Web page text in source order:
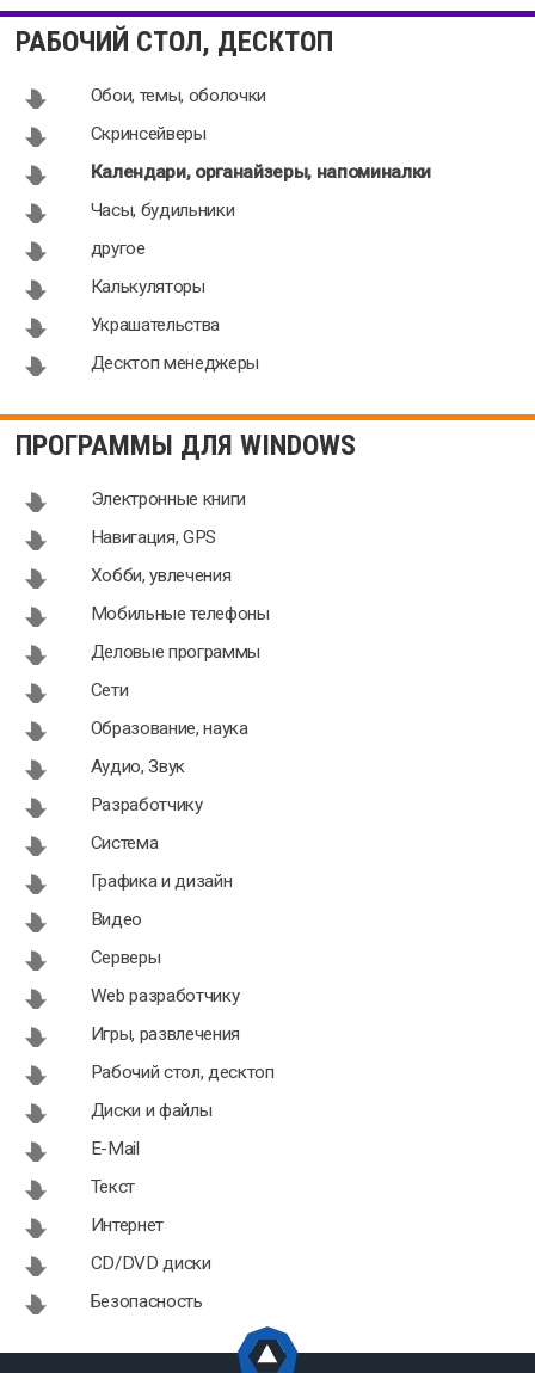
4.1.4100
3.5
Homacosoft
Ultimate
Innovation 2.5
РАБОЧИЙ СТОЛ, ДЕСКТОП
Обои, темы, оболочки
Скринсейверы
Календари, органайзеры, напоминалки
Часы, будильники
другое
Калькуляторы
Украшательства
Десктоп менеджеры
ПРОГРАММЫ ДЛЯ WINDOWS
Электронные книги
Навигация, GPS
Хобби, увлечения
Мобильные телефоны
Деловые программы
Сети
Образование, наука
Аудио, Звук
Разработчику
Система
Графика и дизайн
Видео
Серверы
Web разработчику
Игры, развлечения
Рабочий стол, десктоп
Диски и файлы
E-Mail
Текст
Интернет
CD/DVD диски
Безопасность